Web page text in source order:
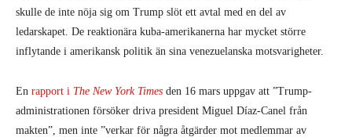
skulle de inte nöja sig om Trump slöt ett avtal med en del av
ledarskapet. De reaktionära kuba-amerikanerna har mycket större
inflytande i amerikansk politik än sina venezuelanska motsvarigheter.
En rapport i The New York Times den 16 mars uppgav att ”Trump-
administrationen försöker driva president Miguel Díaz-Canel från
makten”, men inte ”verkar för några åtgärder mot medlemmar av